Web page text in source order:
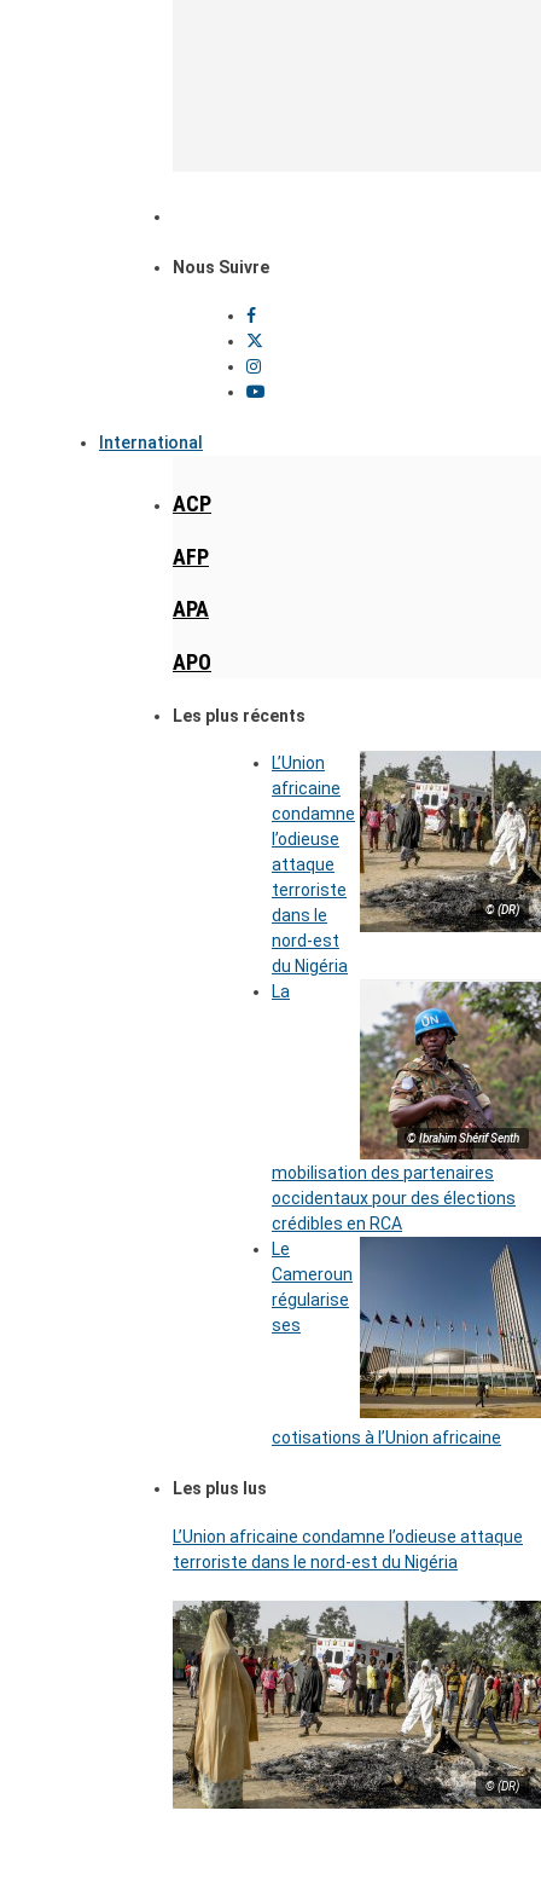
Nous Suivre
International
ACP
AFP
APA
APO
Les plus récents
© (DR)
L’Union
africaine
condamne
l’odieuse
attaque
terroriste
dans le
nord-est
du Nigéria
© Ibrahim Shérif Senth
La
mobilisation des partenaires
occidentaux pour des élections
crédibles en RCA
Le
Cameroun
régularise
ses
cotisations à l’Union africaine
Les plus lus
L’Union africaine condamne l’odieuse attaque
terroriste dans le nord-est du Nigéria
© (DR)